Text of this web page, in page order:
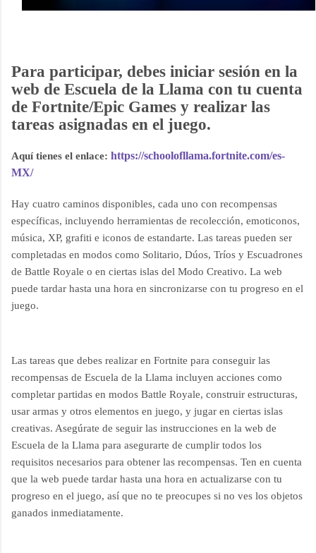
Para participar, debes iniciar sesión en la
web de Escuela de la Llama con tu cuenta
de Fortnite/Epic Games y realizar las
tareas asignadas en el juego.
Aquí tienes el enlace: https://schoolofllama.fortnite.com/es-
MX/
Hay cuatro caminos disponibles, cada uno con recompensas
específicas, incluyendo herramientas de recolección, emoticonos,
música, XP, grafiti e iconos de estandarte. Las tareas pueden ser
completadas en modos como Solitario, Dúos, Tríos y Escuadrones
de Battle Royale o en ciertas islas del Modo Creativo. La web
puede tardar hasta una hora en sincronizarse con tu progreso en el
juego.
Las tareas que debes realizar en Fortnite para conseguir las
recompensas de Escuela de la Llama incluyen acciones como
completar partidas en modos Battle Royale, construir estructuras,
usar armas y otros elementos en juego, y jugar en ciertas islas
creativas. Asegúrate de seguir las instrucciones en la web de
Escuela de la Llama para asegurarte de cumplir todos los
requisitos necesarios para obtener las recompensas. Ten en cuenta
que la web puede tardar hasta una hora en actualizarse con tu
progreso en el juego, así que no te preocupes si no ves los objetos
ganados inmediatamente.